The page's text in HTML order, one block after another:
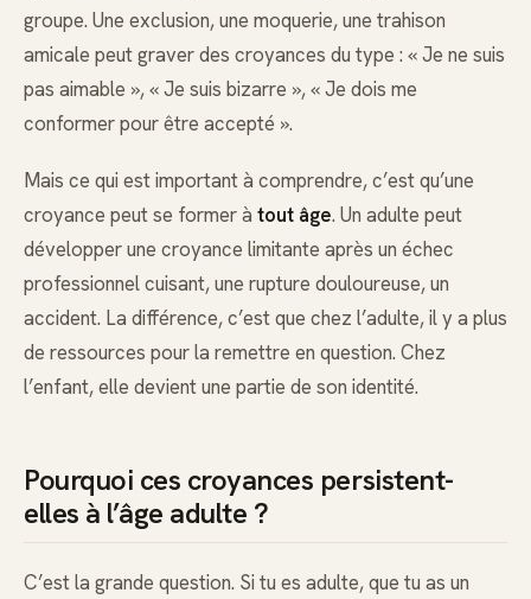
groupe. Une exclusion, une moquerie, une trahison
amicale peut graver des croyances du type : « Je ne suis
pas aimable », « Je suis bizarre », « Je dois me
conformer pour être accepté ».
Mais ce qui est important à comprendre, c’est qu’une
croyance peut se former à tout âge. Un adulte peut
développer une croyance limitante après un échec
professionnel cuisant, une rupture douloureuse, un
accident. La différence, c’est que chez l’adulte, il y a plus
de ressources pour la remettre en question. Chez
l’enfant, elle devient une partie de son identité.
Pourquoi ces croyances persistent-
elles à l’âge adulte ?
C’est la grande question. Si tu es adulte, que tu as un